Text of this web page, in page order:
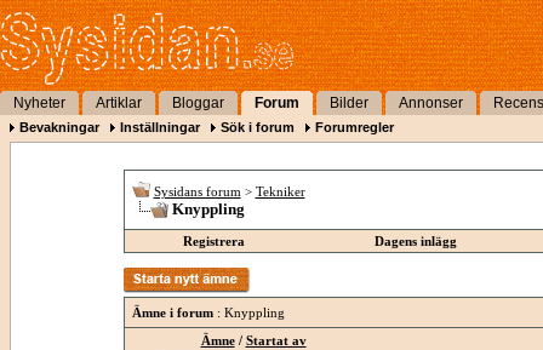
Nyheter Artiklar Bloggar Forum Bilder Annonser
Bevakningar Inställningar Sök i forum Forumregler
Sysidans forum > Tekniker
Knyppling
Registrera Dagens inlägg
Ämne i forum: Knyppling
Ämne/ Startat av